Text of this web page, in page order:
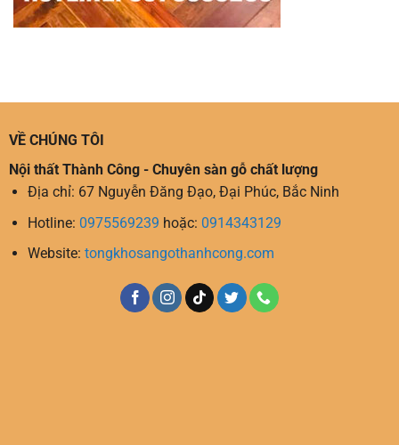
VỀ CHÚNG TÔI
Nội thất Thành Công - Chuyên sàn gỗ chất lượng
Địa chỉ: 67 Nguyễn Đăng Đạo, Đại Phúc, Bắc Ninh
Hotline: 0975569239 hoặc: 0914343129
Website: tongkhosangothanhcong.com